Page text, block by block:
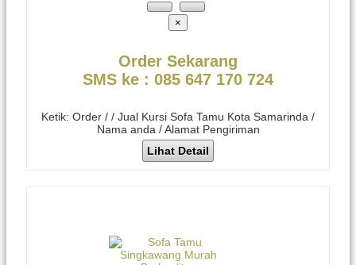
×
Order Sekarang
SMS ke : 085 647 170 724
Ketik: Order / / Jual Kursi Sofa Tamu Kota Samarinda /
Nama anda / Alamat Pengiriman
Lihat Detail